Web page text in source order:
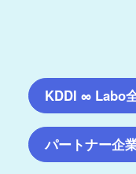
KDDI ∞ Labo
パートナー企